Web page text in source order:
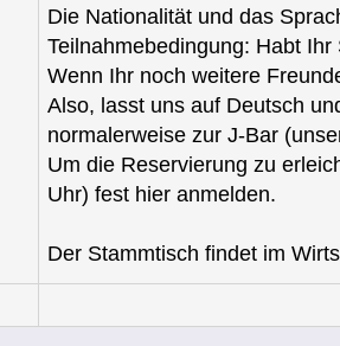
Die Nationalität und das
Teilnahmebedingung: Habt
Wenn Ihr noch weitere
Also, lasst uns auf Deutsch
normalerweise zur J-Bar
Um die Reservierung zu
Uhr) fest hier anmelden.
Der Stammtisch findet im